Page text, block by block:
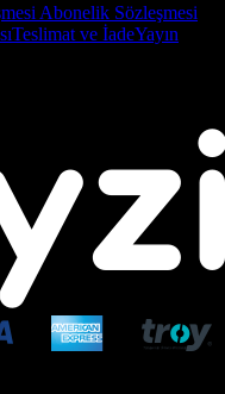
Abonelik Sözleşmesi
Teslimat ve İadeYayın